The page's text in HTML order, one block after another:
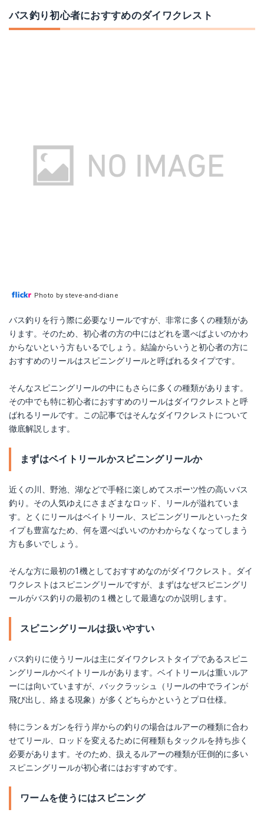
Amazonで詳細を見る
Amazonで詳細を見る
楽天で詳細を見る
バス釣り初心者におすすめのダイワクレスト
Photo by steve-and-diane
バス釣りを行う際に必要なリールですが、非常に多くの種類があ
ります。そのため、初心者の方の中にはどれを選べばよいのかわ
からないという方もいるでしょう。結論からいうと初心者の方に
おすすめのリールはスピニングリールと呼ばれるタイプです。
そんなスピニングリールの中にもさらに多くの種類があります。
その中でも特に初心者におすすめのリールはダイワクレストと呼
ばれるリールです。この記事ではそんなダイワクレストについて
徹底解説します。
まずはベイトリールかスピニングリールか
近くの川、野池、湖などで手軽に楽しめてスポーツ性の高いバス
釣り。その人気ゆえにさまざまなロッド、リールが溢れていま
す。とくにリールはベイトリール、スピニングリールといったタ
イプも豊富なため、何を選べばいいのかわからなくなってしまう
方も多いでしょう。
そんな方に最初の1機としておすすめなのがダイワクレスト。ダイ
ワクレストはスピニングリールですが、まずはなぜスピニングリ
ールがバス釣りの最初の１機として最適なのか説明します。
スピニングリールは扱いやすい
バス釣りに使うリールは主にダイワクレストタイプであるスピニ
ングリールかベイトリールがあります。ベイトリールは重いルア
ーには向いていますが、バックラッシュ（リールの中でラインが
飛び出し、絡まる現象）が多くどちらかというとプロ仕様。
特にラン＆ガンを行う岸からの釣りの場合はルアーの種類に合わ
せてリール、ロッドを変えるために何種類もタックルを持ち歩く
必要があります。そのため、扱えるルアーの種類が圧倒的に多い
スピニングリールが初心者にはおすすめです。
ワームを使うにはスピニング